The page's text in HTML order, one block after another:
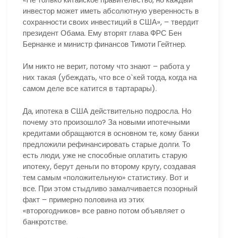
инвестор может иметь абсолютную уверенность в
сохранности своих инвестиций в США», – твердит
президент Обама. Ему вторят глава ФРС Бен
Бернанке и министр финансов Тимоти Гейтнер.
Им никто не верит, потому что знают – работа у
них такая (убеждать, что все о`кей тогда, когда на
самом деле все катится в тартарары).
Да, ипотека в США действительно подросла. Но
почему это произошло? За новыми ипотечными
кредитами обращаются в основном те, кому банки
предложили рефинансировать старые долги. То
есть люди, уже не способные оплатить старую
ипотеку, берут деньги по второму кругу, создавая
тем самым «положительную» статистику. Вот и
все. При этом стыдливо замалчивается позорный
факт – примерно половина из этих
«второгодников» все равно потом объявляет о
банкротстве.